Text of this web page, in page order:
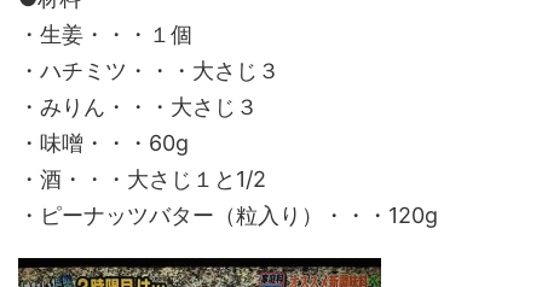
・生姜・・・１個
・ハチミツ・・・大さじ３
・みりん・・・大さじ３
・味噌・・・60g
・酒・・・大さじ１と1/2
・ピーナッツバター（粒入り）・・・120g